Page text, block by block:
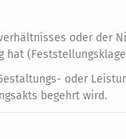
oder der
hat
oder
begehrt wird.